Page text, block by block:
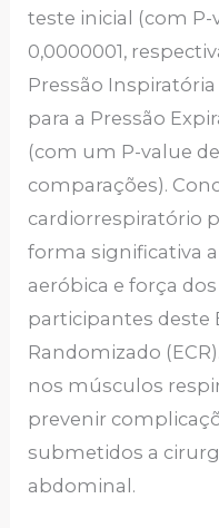
teste inicial (com P-
0,0000001,
Pressão
para a Pressão
(com um P-value
comparações).
cardiorrespiratório
forma significativa
aeróbica e força
participantes deste
Randomizado
nos músculos
prevenir
submetidos a
abdominal.